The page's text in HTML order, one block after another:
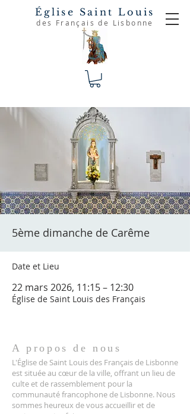
Église Saint Louis
des Français de Lisbonne
5ème dimanche de Carême
Date et Lieu
22 mars 2026, 11:15 – 12:30
Église de Saint Louis des Français
A propos de nous
L'Église de Saint Louis des Français de Lisbonne
est située au cœur de la ville, offrant un lieu de
culte et de rassemblement pour la
communauté francophone de Lisbonne. Nous
sommes heureux de vous accueillir et de